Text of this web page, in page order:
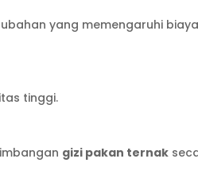
yang memengaruhi
tinggi.
gizi pakan ternak